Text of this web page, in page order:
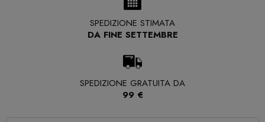
SPEDIZIONE STIMATA
DA FINE SETTEMBRE
SPEDIZIONE GRATUITA DA
99 €